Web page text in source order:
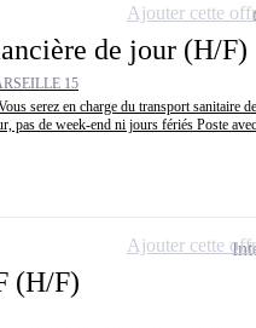
de jour (H/F)
15
serez en charge du transport sanitaire
pas de week-end ni jours fériés Poste
Ajouter cette
(H/F)
Ajouter cette